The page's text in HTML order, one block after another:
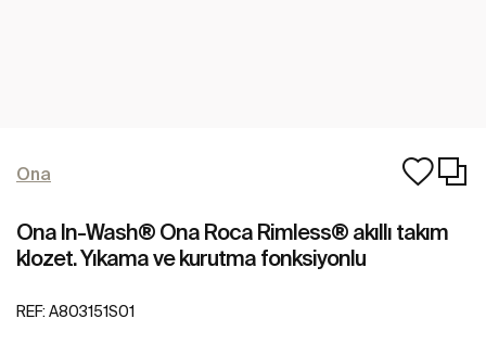
Ona
Ona In-Wash® Ona Roca Rimless® akıllı takım
klozet. Yıkama ve kurutma fonksiyonlu
REF: A803151S01